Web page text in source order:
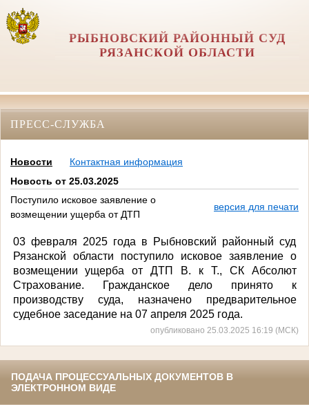
РЫБНОВСКИЙ РАЙОННЫЙ СУД
РЯЗАНСКОЙ ОБЛАСТИ
ПРЕСС-СЛУЖБА
Новости
Контактная информация
Новость от 25.03.2025
Поступило исковое заявление о
возмещении ущерба от ДТП
версия для печати
03 февраля 2025 года в Рыбновский районный суд
Рязанской области поступило исковое заявление о
возмещении ущерба от ДТП В. к Т., СК Абсолют
Страхование. Гражданское дело принято к
производству суда, назначено предварительное
судебное заседание на 07 апреля 2025 года.
опубликовано 25.03.2025 16:19 (МСК)
ПОДАЧА ПРОЦЕССУАЛЬНЫХ ДОКУМЕНТОВ В
ЭЛЕКТРОННОМ ВИДЕ